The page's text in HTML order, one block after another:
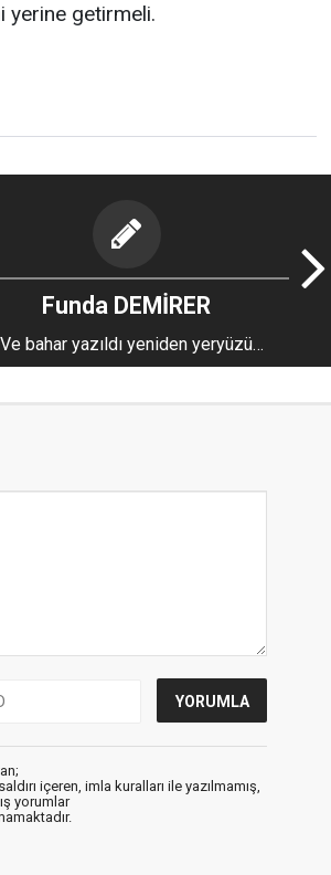
yerine getirmeli.
Funda DEMİRER
Ve bahar yazıldı yeniden yeryüzü
sayfasına...
içeren, imla kuralları ile yazılmamış,
yorumlar